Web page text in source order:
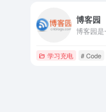
博客园
学习充电 # Code